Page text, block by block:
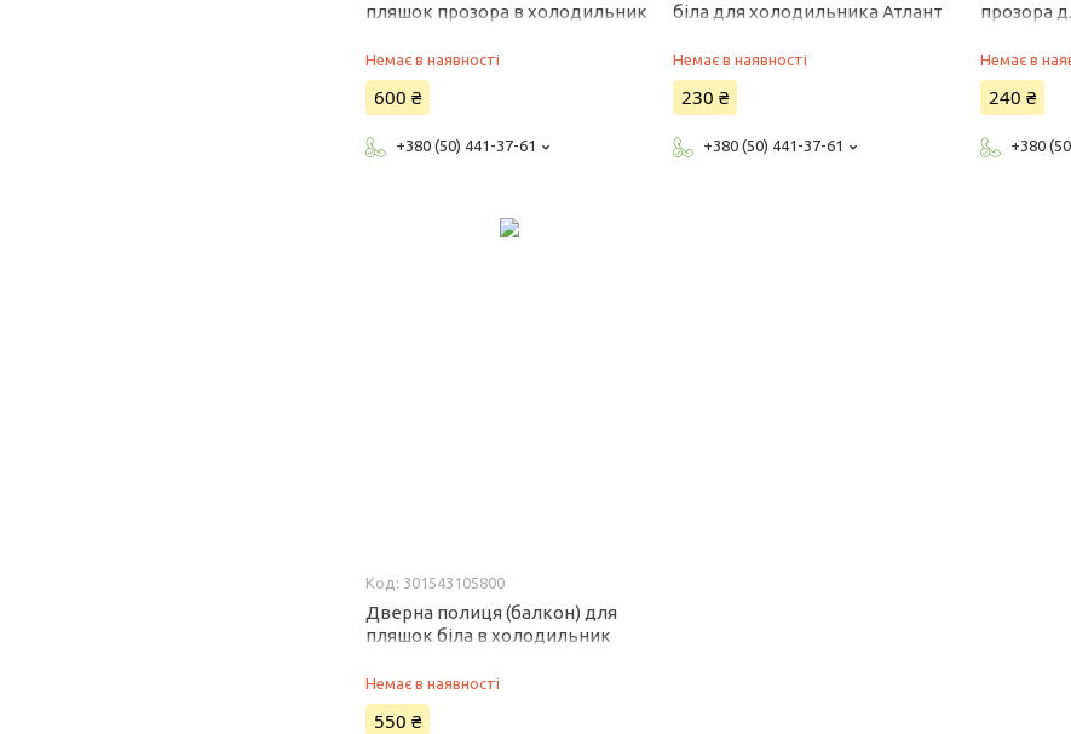
пляшок прозора в холодильник
Немає в наявності
600 ₴
+380 (50) 441-37-61
біла для холодильника Атлант
Немає в наявності
230 ₴
+380 (50) 441-37-61
прозора
Немає в
240 ₴
+380
301543105800
Дверна полиця (балкон) для
пляшок біла в холодильник
Немає в наявності
550 ₴